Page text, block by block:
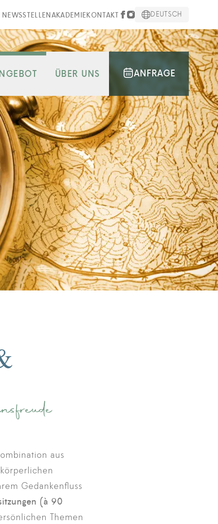
NEWSSTELLENAKADEMIEKONTAKT DEUTSCH
ÜBER UNS ANFRAGE
aus
Gedankenfluss
(à 90
Themen